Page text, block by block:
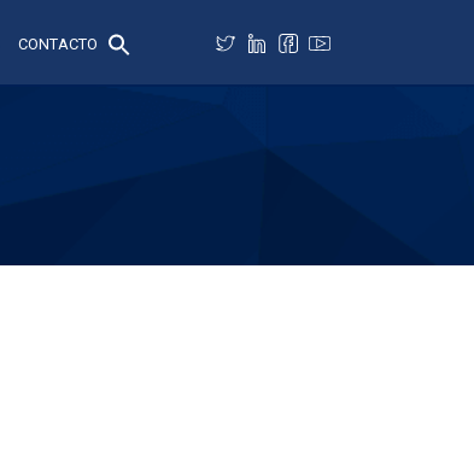
CONTACTO